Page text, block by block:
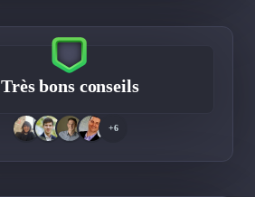
Très bons conseils
+6